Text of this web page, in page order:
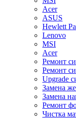
Acer
ASUS
Hewlett
Lenovo
MSI
Acer
Ремонт
Ремонт
Upgrade
Замена
Замена
Ремонт
Чистка